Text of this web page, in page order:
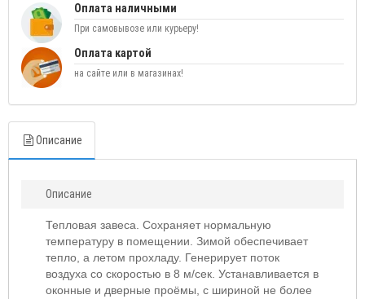
Оплата наличными
При самовывозе или курьеру!
Оплата картой
на сайте или в магазинах!
Описание
Описание
Тепловая завеса. Сохраняет нормальную
температуру в помещении. Зимой обеспечивает
тепло, а летом прохладу. Генерирует поток
воздуха со скоростью в 8 м/сек. Устанавливается в
оконные и дверные проёмы, с шириной не более